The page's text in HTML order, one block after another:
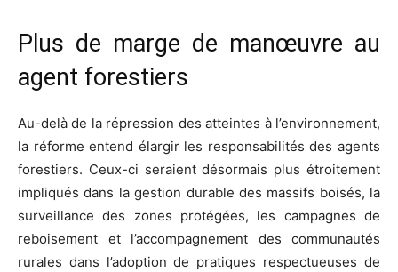
Plus de marge de manœuvre au
agent forestiers
Au-delà de la répression des atteintes à l’environnement,
la réforme entend élargir les responsabilités des agents
forestiers. Ceux-ci seraient désormais plus étroitement
impliqués dans la gestion durable des massifs boisés, la
surveillance des zones protégées, les campagnes de
reboisement et l’accompagnement des communautés
rurales dans l’adoption de pratiques respectueuses de